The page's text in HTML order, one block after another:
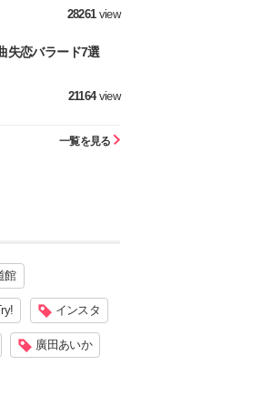
28261view
失恋バラード7選
21164view
一覧を見る
館
インスタ
廣田あいか